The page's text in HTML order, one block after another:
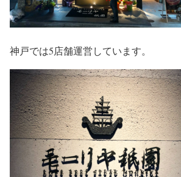
神戸では5店舗運営しています。